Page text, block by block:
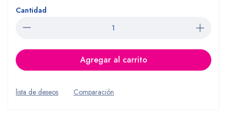
Cantidad
Agregar al carrito
lista de deseos Comparación